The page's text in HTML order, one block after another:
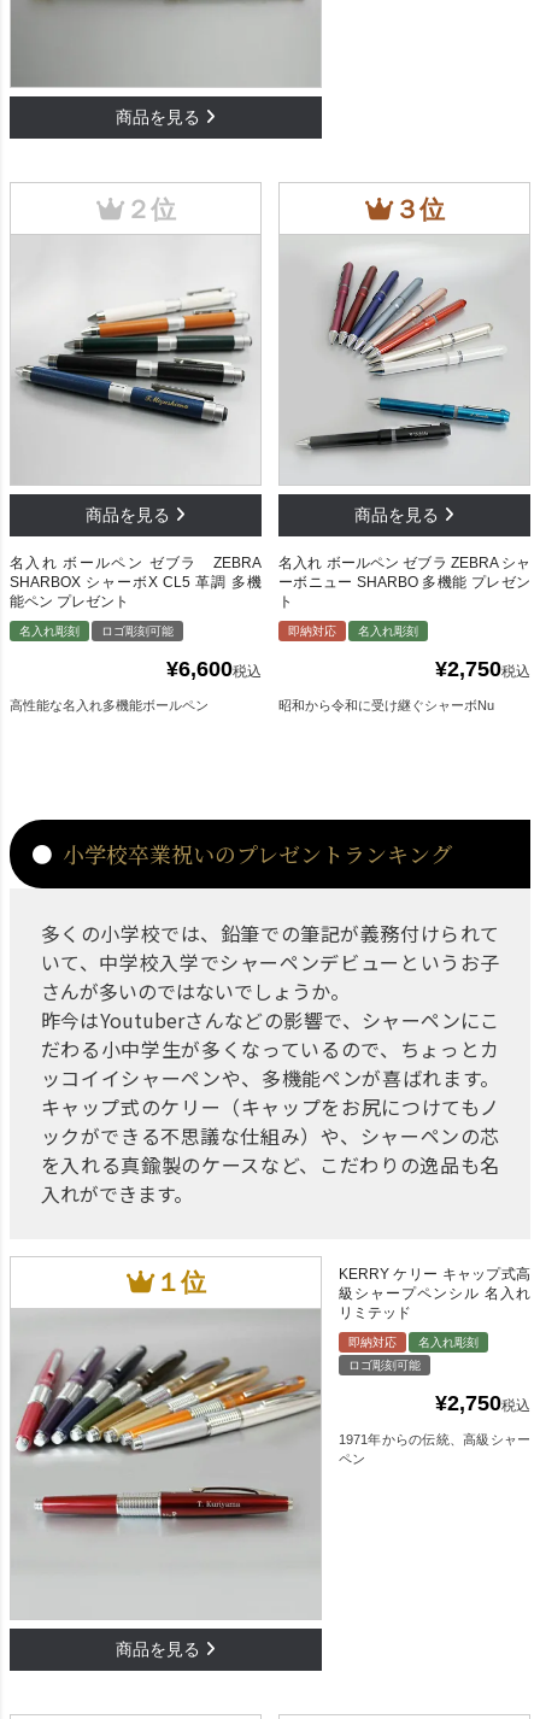
名入れ ボールペン ゼブラ ZEBRA
SHARBOX シャーボX CL5 革調 多機
能ペン プレゼント
名入れ彫刻 ロゴ彫刻可能
¥6,600税込
高性能な名入れ多機能ボールペン
名入れ ボールペン ゼブラ ZEBRA シャ
ーボニュー SHARBO 多機能 プレゼン
ト
即納対応 名入れ彫刻
¥2,750税込
昭和から令和に受け継ぐシャーボNu
小学校卒業祝いのプレゼントランキング
多くの小学校では、鉛筆での筆記が義務付けられて
いて、中学校入学でシャーペンデビューというお子
さんが多いのではないでしょうか。
昨今はYoutuberさんなどの影響で、シャーペンにこ
だわる小中学生が多くなっているので、ちょっとカ
ッコイイシャーペンや、多機能ペンが喜ばれます。
キャップ式のケリー（キャップをお尻につけてもノ
ックができる不思議な仕組み）や、シャーペンの芯
を入れる真鍮製のケースなど、こだわりの逸品も名
入れができます。
KERRY ケリー キャップ式高
級シャープペンシル 名入れ
リミテッド
即納対応
名入れ彫刻
ロゴ彫刻可能
¥2,750税込
1971年からの伝統、高級シャー
ペン